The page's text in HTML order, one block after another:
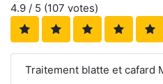
4.9 / 5 (107 votes)
Traitement blatte et cafard